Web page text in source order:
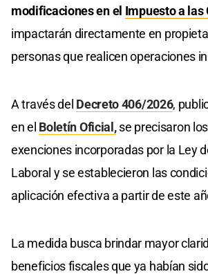
modificaciones en el Impuesto a las
impactarán directamente en
personas que realicen operaciones
A través del Decreto 406/2026,
en el Boletín Oficial,se precisaron
exenciones incorporadas por la Ley
Laboral y se establecieron las
aplicación efectiva a partir de este
La medida busca brindar mayor
beneficios fiscales que ya habían